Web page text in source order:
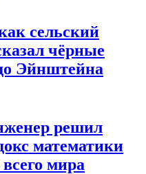
сельский
чёрные
Эйнштейна
решил
математики
мира